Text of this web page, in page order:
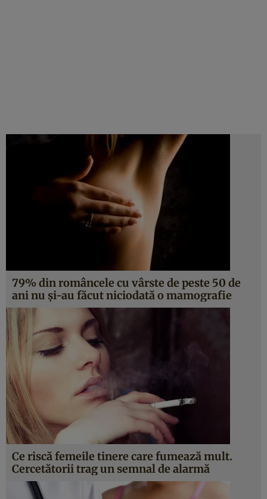
79% din româncele cu vârste de peste 50 de
ani nu şi-au făcut niciodată o mamografie
Ce riscă femeile tinere care fumează mult.
Cercetătorii trag un semnal de alarmă